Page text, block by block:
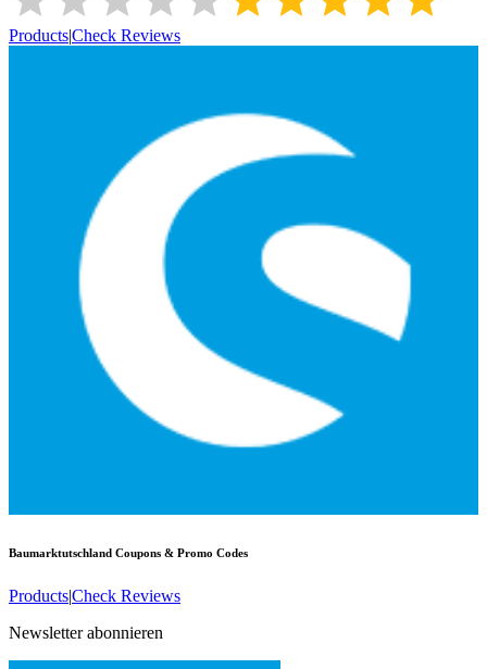
Products|Check Reviews
Baumarktutschland Coupons & Promo Codes
Products|Check Reviews
Newsletter abonnieren